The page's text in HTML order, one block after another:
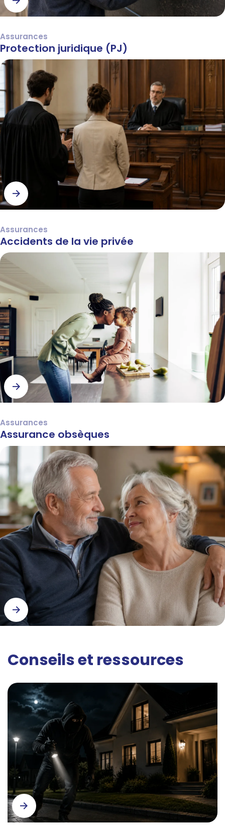
Assurances
Protection juridique (PJ)
Assurances
Accidents de la vie privée
Assurances
Assurance obsèques
Conseils et ressources